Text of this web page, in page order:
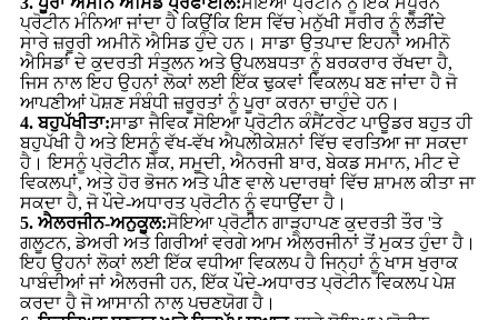
ਪ੍ਰੋਟੀਨ ਮੰਨਿਆ ਜਾਂਦਾ ਹੈ ਕਿਉਂਕਿ ਇਸ ਵਿੱਚ ਮਨੁੱਖੀ ਸਰੀਰ ਨੂੰ ਲੋੜੀਂਦੇ
ਸਾਰੇ ਜ਼ਰੂਰੀ ਅਮੀਨੋ ਐਸਿਡ ਹੁੰਦੇ ਹਨ। ਸਾਡਾ ਉਤਪਾਦ ਇਹਨਾਂ ਅਮੀਨੋ
ਐਸਿਡਾਂ ਦੇ ਕੁਦਰਤੀ ਸੰਤੁਲਨ ਅਤੇ ਉਪਲਬਧਤਾ ਨੂੰ ਬਰਕਰਾਰ ਰੱਖਦਾ ਹੈ,
ਜਿਸ ਨਾਲ ਇਹ ਉਹਨਾਂ ਲੋਕਾਂ ਲਈ ਇੱਕ ਢੁਕਵਾਂ ਵਿਕਲਪ ਬਣ ਜਾਂਦਾ ਹੈ ਜੋ
ਆਪਣੀਆਂ ਪੋਸ਼ਣ ਸੰਬੰਧੀ ਜ਼ਰੂਰਤਾਂ ਨੂੰ ਪੂਰਾ ਕਰਨਾ ਚਾਹੁੰਦੇ ਹਨ।
4. ਬਹੁਪੱਖੀਤਾ:ਸਾਡਾ ਜੈਵਿਕ ਸੋਇਆ ਪ੍ਰੋਟੀਨ ਕੰਸੈਂਟਰੇਟ ਪਾਊਡਰ ਬਹੁਤ ਹੀ
ਬਹੁਪੱਖੀ ਹੈ ਅਤੇ ਇਸਨੂੰ ਵੱਖ-ਵੱਖ ਐਪਲੀਕੇਸ਼ਨਾਂ ਵਿੱਚ ਵਰਤਿਆ ਜਾ ਸਕਦਾ
ਹੈ। ਇਸਨੂੰ ਪ੍ਰੋਟੀਨ ਸ਼ੇਕ, ਸਮੂਦੀ, ਐਨਰਜੀ ਬਾਰ, ਬੇਕਡ ਸਮਾਨ, ਮੀਟ ਦੇ
ਵਿਕਲਪਾਂ, ਅਤੇ ਹੋਰ ਭੋਜਨ ਅਤੇ ਪੀਣ ਵਾਲੇ ਪਦਾਰਥਾਂ ਵਿੱਚ ਸ਼ਾਮਲ ਕੀਤਾ ਜਾ
ਸਕਦਾ ਹੈ, ਜੋ ਪੌਦੇ-ਅਧਾਰਤ ਪ੍ਰੋਟੀਨ ਨੂੰ ਵਧਾਉਂਦਾ ਹੈ।
5. ਐਲਰਜੀਨ-ਅਨੁਕੂਲ:ਸੋਇਆ ਪ੍ਰੋਟੀਨ ਗਾੜ੍ਹਾਪਣ ਕੁਦਰਤੀ ਤੌਰ 'ਤੇ
ਗਲੂਟਨ, ਡੇਅਰੀ ਅਤੇ ਗਿਰੀਆਂ ਵਰਗੇ ਆਮ ਐਲਰਜੀਨਾਂ ਤੋਂ ਮੁਕਤ ਹੁੰਦਾ ਹੈ।
ਇਹ ਉਹਨਾਂ ਲੋਕਾਂ ਲਈ ਇੱਕ ਵਧੀਆ ਵਿਕਲਪ ਹੈ ਜਿਨ੍ਹਾਂ ਨੂੰ ਖਾਸ ਖੁਰਾਕ
ਪਾਬੰਦੀਆਂ ਜਾਂ ਐਲਰਜੀ ਹਨ, ਇੱਕ ਪੌਦੇ-ਅਧਾਰਤ ਪ੍ਰੋਟੀਨ ਵਿਕਲਪ ਪੇਸ਼
ਕਰਦਾ ਹੈ ਜੋ ਆਸਾਨੀ ਨਾਲ ਪਚਣਯੋਗ ਹੈ।